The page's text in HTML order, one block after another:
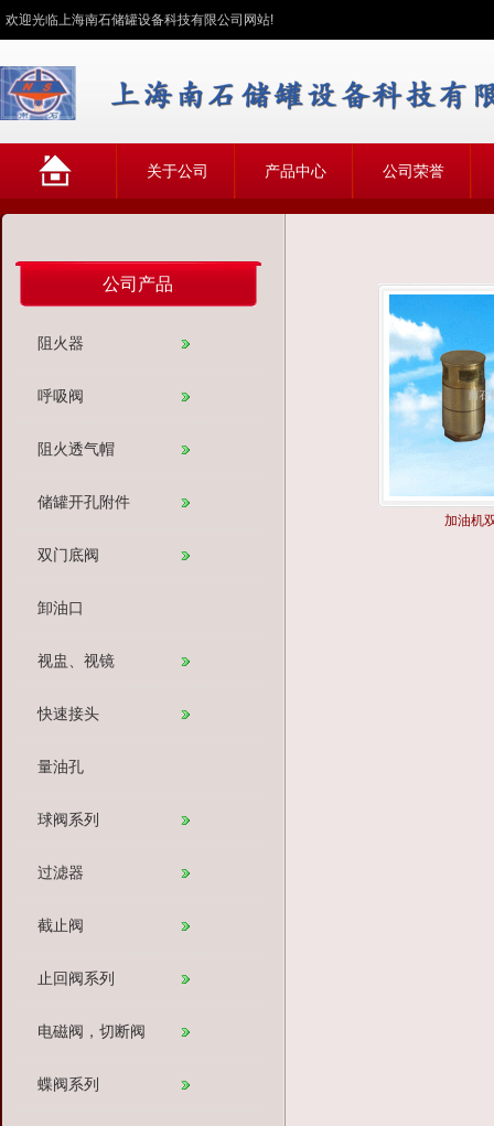
欢迎光临上海南石储罐设备科技有限公司网站!
关于公司 产品中心 公司荣誉
公司产品
阻火器
呼吸阀
阻火透气帽
储罐开孔附件
双门底阀
卸油口
视盅、视镜
快速接头
量油孔
球阀系列
过滤器
截止阀
止回阀系列
电磁阀，切断阀
蝶阀系列
加油机